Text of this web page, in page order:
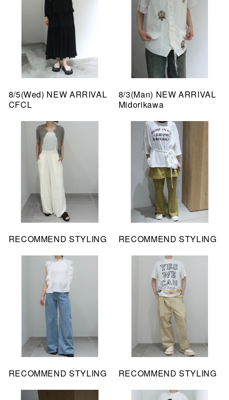
8/5(Wed) NEW ARRIVAL
CFCL
8/3(Man) NEW ARRIVAL
Midorikawa
RECOMMEND STYLING RECOMMEND STYLING
RECOMMEND STYLING RECOMMEND STYLING